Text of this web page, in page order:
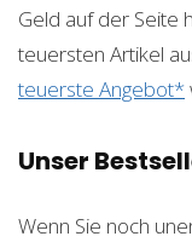
Geld auf der Seite
teuersten Artikel
teuerste Angebot*
Unser
Wenn Sie noch